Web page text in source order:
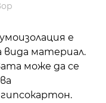
е
вида материал.
може да се